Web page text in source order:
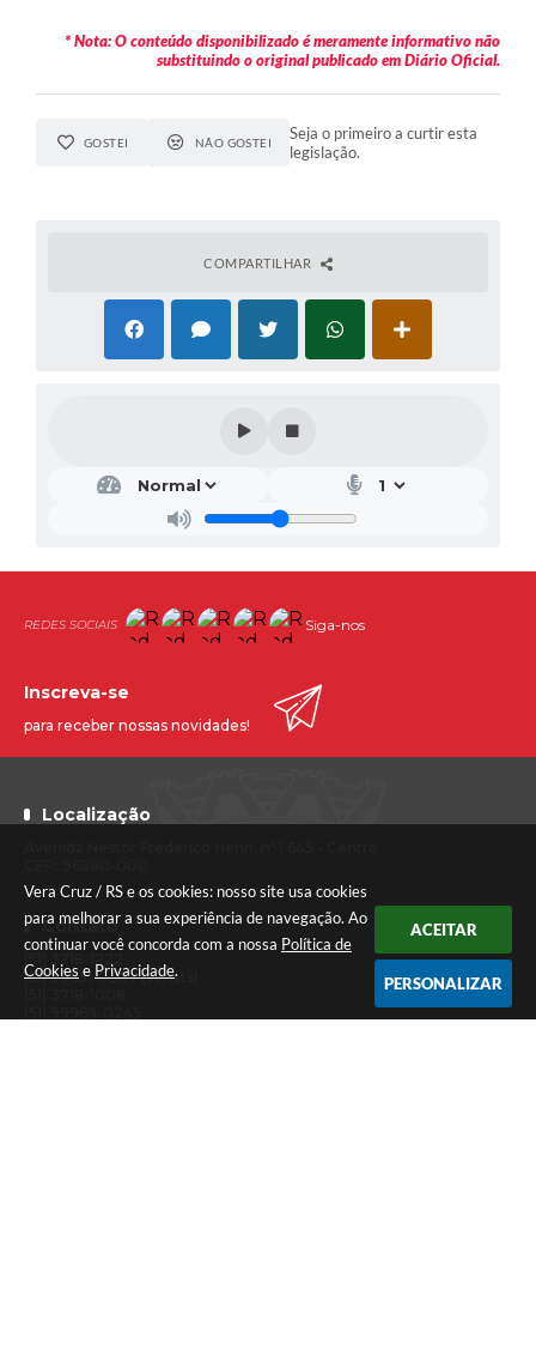
Vera Cruz / RS e os cookies: nosso site usa cookies
para melhorar a sua experiência de navegação. Ao
continuar você concorda com a nossa Política de
Cookies e Privacidade.
ACEITAR
PERSONALIZAR
* Nota: O conteúdo disponibilizado é meramente informativo não
substituindo o original publicado em Diário Oficial.
GOSTEI NÃO GOSTEI
Seja o primeiro a curtir esta
legislação.
COMPARTILHAR
Siga-nos
Localização
Contato
(51) 99851-0387 (Whats)
Inscreva-se
para receber nossas novidades!